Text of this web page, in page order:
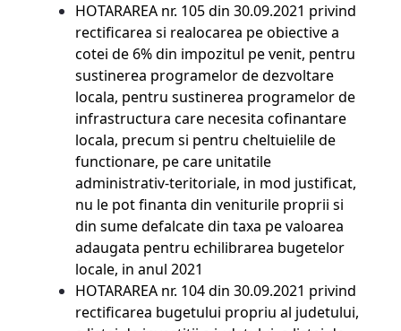
HOTARAREA nr. 105 din 30.09.2021 privind
rectificarea si realocarea pe obiective a
cotei de 6% din impozitul pe venit, pentru
sustinerea programelor de dezvoltare
locala, pentru sustinerea programelor de
infrastructura care necesita cofinantare
locala, precum si pentru cheltuielile de
functionare, pe care unitatile
administrativ-teritoriale, in mod justificat,
nu le pot finanta din veniturile proprii si
din sume defalcate din taxa pe valoarea
adaugata pentru echilibrarea bugetelor
locale, in anul 2021
HOTARAREA nr. 104 din 30.09.2021 privind
rectificarea bugetului propriu al judetului,